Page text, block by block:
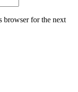
browser for the next